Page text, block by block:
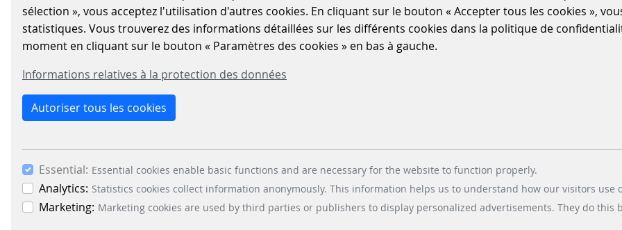
sélection », vous acceptez l'utilisation d'autres cookies. En cliquant sur le bouton « Accepter tous les cookies »,
statistiques. Vous trouverez des informations détaillées sur les différents cookies dans la politique de
moment en cliquant sur le bouton « Paramètres des cookies » en bas à gauche.
Informations relatives à la protection des données
Autoriser tous les cookies
Essential: Essential cookies enable basic functions and are necessary for the website to function properly.
Analytics: Statistics cookies collect information anonymously. This information helps us to understand how our visitors use
Marketing: Marketing cookies are used by third parties or publishers to display personalized advertisements. They do this
19. Solutions
…r Tiles (slider) Teaser 1 StageParking
20.entervo V3
…LOGICIEL DE GESTION DEPARKINGS DE NOUVELLE GÉNÉRATION …
Search results 11 until 20 of 60
prev
next